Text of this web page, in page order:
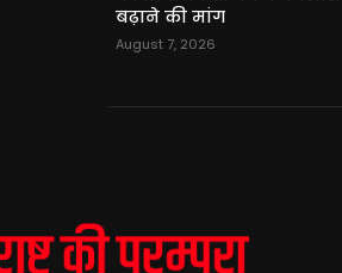
बढ़ाने की मांग
August 7, 2026